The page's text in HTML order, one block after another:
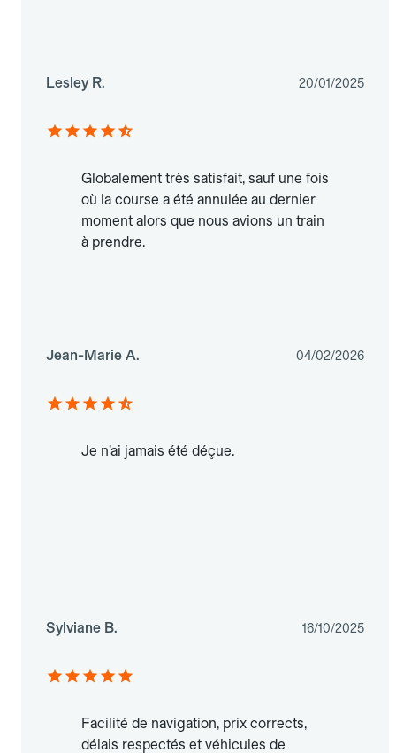
Lesley R. 20/01/2025
Globalement très satisfait, sauf une fois
où la course a été annulée au dernier
moment alors que nous avions un train
à prendre.
Jean-Marie A. 04/02/2026
Je n’ai jamais été déçue.
Sylviane B. 16/10/2025
Facilité de navigation, prix corrects,
délais respectés et véhicules de